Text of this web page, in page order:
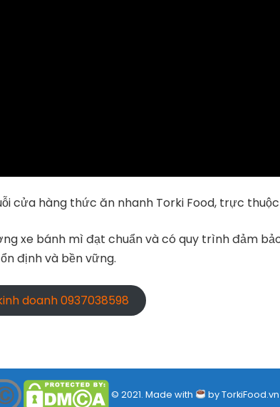
cửa hàng thức ăn nhanh Torki Food, trực
xe bánh mì đạt chuẩn và có quy trình đảm
định và bền vững.
doanh 0937038598
© 2021. Made with by